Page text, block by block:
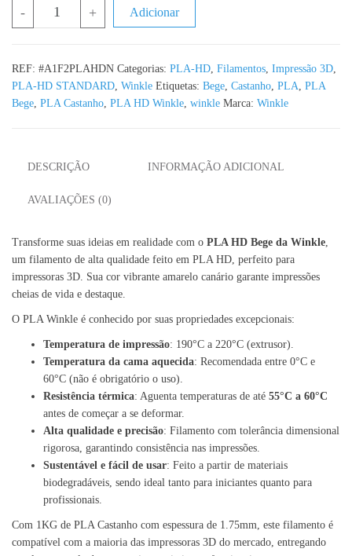
- + Adicionar
REF: #A1F2PLAHDN Categorias: PLA-HD Filamentos Impressão 3D
PLA-HD STANDARD Winkle Etiquetas: Bege Castanho PLA PLA
Bege PLA Castanho PLA HD Winkle winkle Marca: Winkle
DESCRIÇÃO INFORMAÇÃO ADICIONAL
AVALIAÇÕES (0)
Transforme suas ideias em realidade com o PLA HD Bege da Winkle,
um filamento de alta qualidade feito em PLA HD, perfeito para
impressoras 3D. Sua cor vibrante amarelo canário garante impressões
cheias de vida e destaque.
O PLA Winkle é conhecido por suas propriedades excepcionais:
Temperatura de impressão: 190°C a 220°C (extrusor).
Temperatura da cama aquecida: Recomendada entre 0°C e
60°C (não é obrigatório o uso).
Resistência térmica: Aguenta temperaturas de até 55°C a 60°C
antes de começar a se deformar.
Alta qualidade e precisão: Filamento com tolerância dimensional
rigorosa, garantindo consistência nas impressões.
Sustentável e fácil de usar: Feito a partir de materiais
biodegradáveis, sendo ideal tanto para iniciantes quanto para
profissionais.
Com 1KG de PLA Castanho com espessura de 1.75mm, este filamento é
compatível com a maioria das impressoras 3D do mercado, entregando